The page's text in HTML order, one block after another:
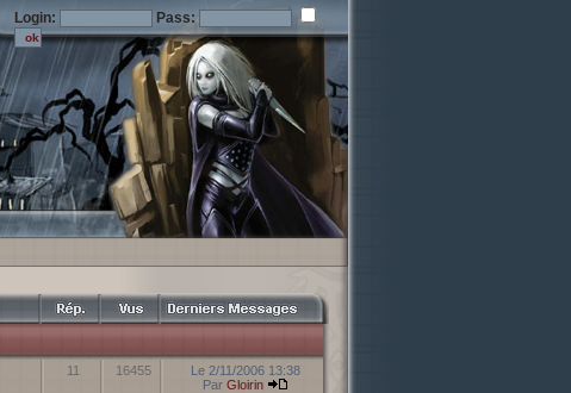
Login: Pass:
11 16455
Le 2/11/2006 13:38
Par Gloirin